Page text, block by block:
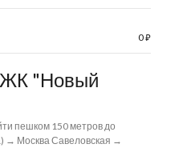
0⃏
ЖК "Новый
пешком 150 метров до
→ Москва Савеловская →